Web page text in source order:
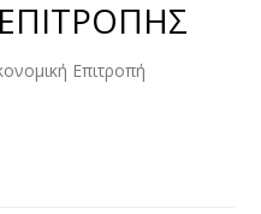
Επιτροπή